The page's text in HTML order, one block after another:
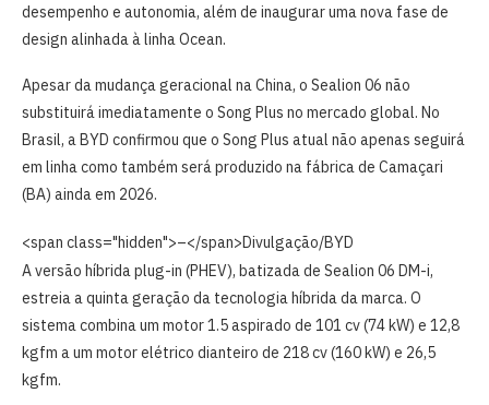
desempenho e autonomia, além de inaugurar uma nova fase de
design alinhada à linha Ocean.
Apesar da mudança geracional na China, o Sealion 06 não
substituirá imediatamente o Song Plus no mercado global. No
Brasil, a BYD confirmou que o Song Plus atual não apenas seguirá
em linha como também será produzido na fábrica de Camaçari
(BA) ainda em 2026.
<span class="hidden">–</span>Divulgação/BYD
A versão híbrida plug-in (PHEV), batizada de Sealion 06 DM-i,
estreia a quinta geração da tecnologia híbrida da marca. O
sistema combina um motor 1.5 aspirado de 101 cv (74 kW) e 12,8
kgfm a um motor elétrico dianteiro de 218 cv (160 kW) e 26,5
kgfm.